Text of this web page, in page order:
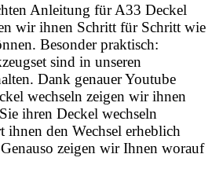
Anleitung für A33 Deckel
wir ihnen Schritt für Schritt wie
Besonder praktisch:
sind in unseren
Dank genauer Youtube
wechseln zeigen wir ihnen
ihren Deckel wechseln
ihnen den Wechsel erheblich
zeigen wir Ihnen worauf